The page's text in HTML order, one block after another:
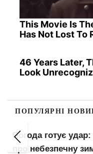
This Movie Is
Has Not Lost To
46 Years Later,
Look
ПОПУЛЯРНІ
Понад 8,4 млн
названо реальну